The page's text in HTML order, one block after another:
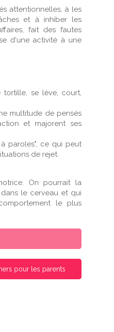
attentionnelles, à les
et à inhiber les
fait des fautes
d'une activité à une
se lève, court,
multitude de pensés
et majorent ses
paroles", ce qui peut
de rejet.
On pourrait la
le cerveau et qui
le plus
pour les parents